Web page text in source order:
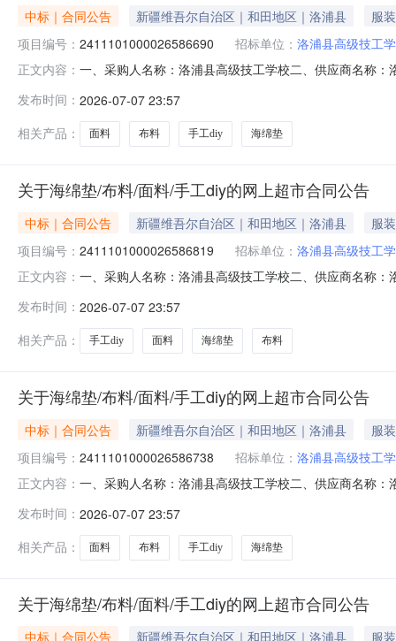
中标｜合同公告 新疆维吾尔自治区｜和田地区｜洛浦县
服
项目编号： 2411101000026586690 招标单位： 洛浦县高级技工
正文内容： 一、采购人名称：洛浦县高级技工学校二、供应商名称
56.0015840服务要求或标的基本概况：七、其它事项：
发布时间： 2026-07-07 23:57
相关产品：
面料 布料 手工diy 海绵垫
关于海绵垫/布料/面料/手工diy的网上超市合同公告
中标｜合同公告 新疆维吾尔自治区｜和田地区｜洛浦县
服
项目编号： 2411101000026586819 招标单位： 洛浦县高级技工
正文内容： 一、采购人名称：洛浦县高级技工学校二、供应商名称
120.00151800服务要求或标的基本概况：七、其它事项
发布时间： 2026-07-07 23:57
相关产品：
手工diy 面料 海绵垫 布料
关于海绵垫/布料/面料/手工diy的网上超市合同公告
中标｜合同公告 新疆维吾尔自治区｜和田地区｜洛浦县
服
项目编号： 2411101000026586738 招标单位： 洛浦县高级技工
正文内容： 一、采购人名称：洛浦县高级技工学校二、供应商名称
48.00351680服务要求或标的基本概况：七、其它事项
发布时间： 2026-07-07 23:57
相关产品：
面料 布料 手工diy 海绵垫
关于海绵垫/布料/面料/手工diy的网上超市合同公告
中标｜合同公告 新疆维吾尔自治区｜和田地区｜洛浦县
服